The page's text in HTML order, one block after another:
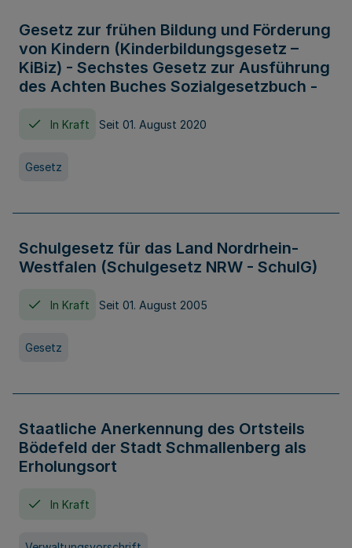
Gesetz zur frühen Bildung und Förderung
von Kindern (Kinderbildungsgesetz –
KiBiz) - Sechstes Gesetz zur Ausführung
des Achten Buches Sozialgesetzbuch -
In Kraft Seit 01. August 2020
Gesetz
Schulgesetz für das Land Nordrhein-
Westfalen (Schulgesetz NRW - SchulG)
In Kraft Seit 01. August 2005
Gesetz
Staatliche Anerkennung des Ortsteils
Bödefeld der Stadt Schmallenberg als
Erholungsort
In Kraft